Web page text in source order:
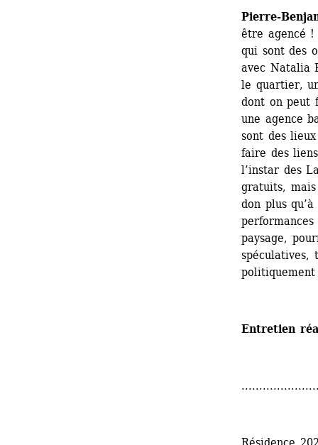
Pierre-
être agencé !
qui sont des
avec Natalia
le quartier,
dont on peut
une agence
sont des
faire des
l’instar des
gratuits,
don plus
paysage,
spéculatives,
Entretien